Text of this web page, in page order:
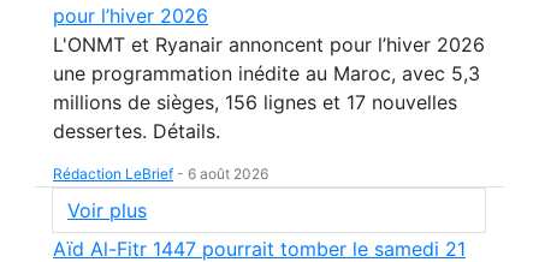
pour l’hiver 2026
L'ONMT et Ryanair annoncent pour l’hiver 2026
une programmation inédite au Maroc, avec 5,3
millions de sièges, 156 lignes et 17 nouvelles
dessertes. Détails.
Rédaction LeBrief - 6 août 2026
Voir plus
Aïd Al-Fitr 1447 pourrait tomber le samedi 21